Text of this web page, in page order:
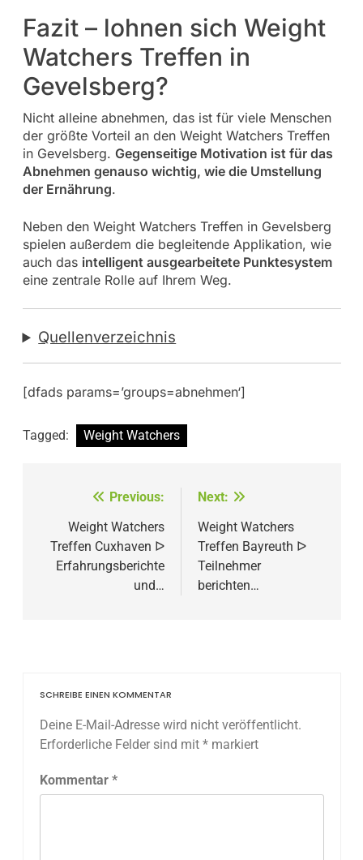
Fazit – lohnen sich Weight
Watchers Treffen in
Gevelsberg?
Nicht alleine abnehmen, das ist für viele Menschen
der größte Vorteil an den Weight Watchers Treffen
in Gevelsberg. Gegenseitige Motivation ist für das
Abnehmen genauso wichtig, wie die Umstellung
der Ernährung.
Neben den Weight Watchers Treffen in Gevelsberg
spielen außerdem die begleitende Applikation, wie
auch das intelligent ausgearbeitete Punktesystem
eine zentrale Rolle auf Ihrem Weg.
Quellenverzeichnis
[dfads params=’groups=abnehmen‘]
Tagged: Weight Watchers
Beitragsnavigation
Previous:
Weight Watchers
Treffen Cuxhaven ᐅ
Erfahrungsberichte
und…
Next:
Weight Watchers
Treffen Bayreuth ᐅ
Teilnehmer
berichten…
SCHREIBE EINEN KOMMENTAR
Deine E-Mail-Adresse wird nicht veröffentlicht.
Erforderliche Felder sind mit *markiert
Kommentar *